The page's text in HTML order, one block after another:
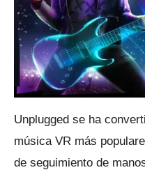
Unplugged se ha
música VR más
de seguimiento de